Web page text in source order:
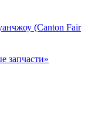
(Canton Fair
запчасти»